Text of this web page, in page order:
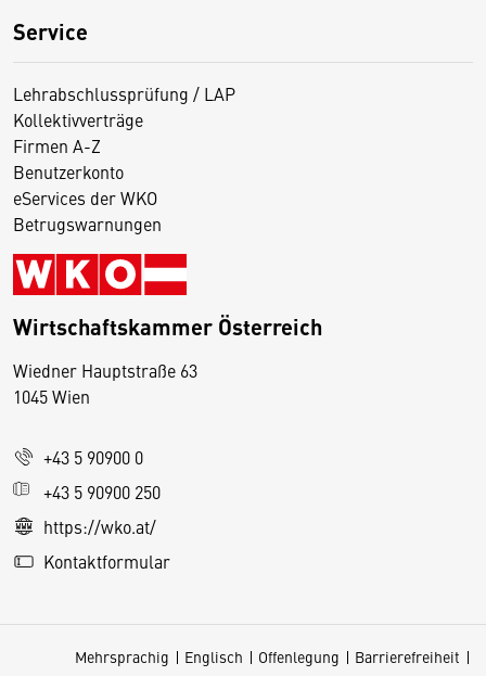
Service
Lehrabschlussprüfung / LAP
Kollektivverträge
Firmen A-Z
Benutzerkonto
eServices der WKO
Betrugswarnungen
Wirtschaftskammer Österreich
Wiedner Hauptstraße 63
1045 Wien
+43 5 90900 0
+43 5 90900 250
https://wko.at/
Kontaktformular
Mehrsprachig Englisch Offenlegung
Barrierefreiheit
D
s
e
S
e